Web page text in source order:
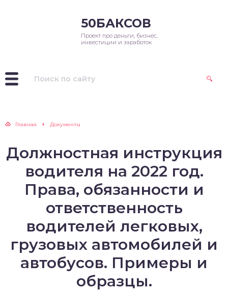
50БАКСОВ
Проект про деньги, бизнес,
инвестиции и заработок
Главная Документы
Должностная инструкция
водителя на 2022 год.
Права, обязанности и
ответственность
водителей легковых,
грузовых автомобилей и
автобусов. Примеры и
образцы.